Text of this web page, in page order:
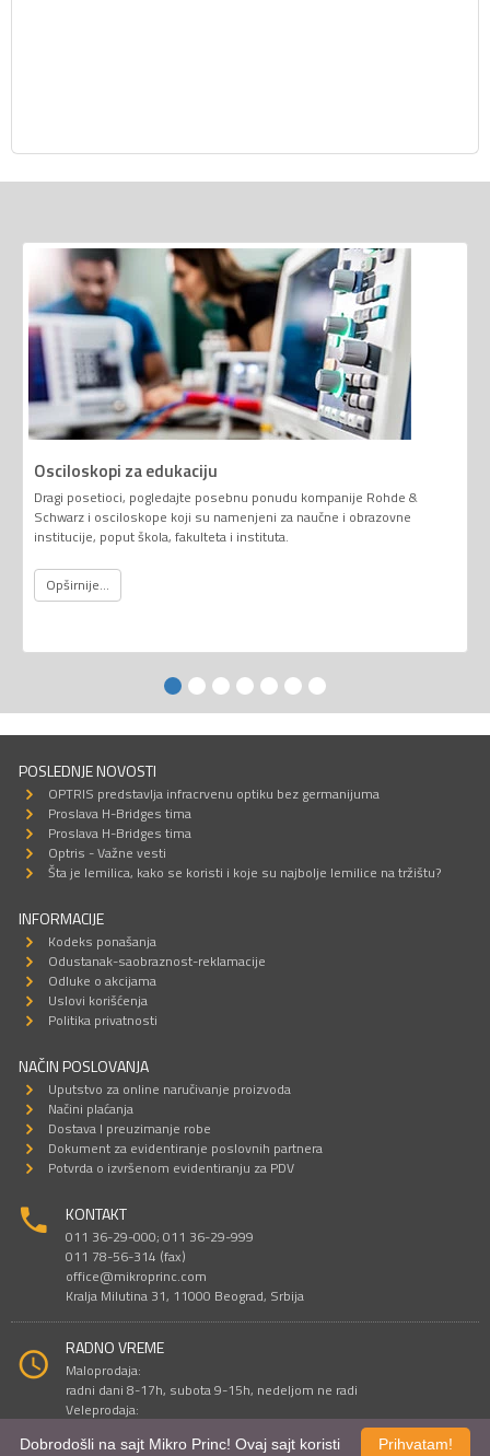
Osciloskopi za edukaciju
Dragi posetioci, pogledajte posebnu ponudu kompanije Rohde &
Schwarz i osciloskope koji su namenjeni za naučne i obrazovne
institucije, poput škola, fakulteta i instituta.
Opširnije...
POSLEDNJE NOVOSTI
OPTRIS predstavlja infracrvenu optiku bez germanijuma
Proslava H-Bridges tima
Proslava H-Bridges tima
Optris - Važne vesti
Šta je lemilica, kako se koristi i koje su najbolje lemilice na tržištu?
INFORMACIJE
Kodeks ponašanja
Odustanak-saobraznost-reklamacije
Odluke o akcijama
Uslovi korišćenja
Politika privatnosti
NAČIN POSLOVANJA
Uputstvo za online naručivanje proizvoda
Načini plaćanja
Dostava I preuzimanje robe
Dokument za evidentiranje poslovnih partnera
Potvrda o izvršenom evidentiranju za PDV
KONTAKT
011 36-29-000; 011 36-29-999
011 78-56-314 (fax)
office@mikroprinc.com
Kralja Milutina 31, 11000 Beograd, Srbija
RADNO VREME
Maloprodaja:
radni dani 8-17h, subota 9-15h, nedeljom ne radi
Veleprodaja:
Prihvatam!
Dobrodošli na sajt Mikro Princ! Ovaj sajt koristi